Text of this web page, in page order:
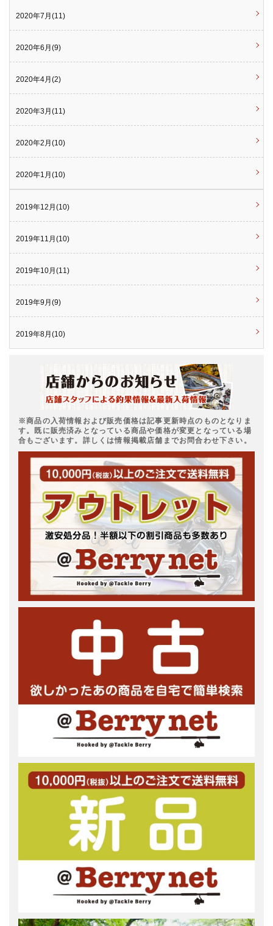
2020年7月(11)
2020年6月(9)
2020年4月(2)
2020年3月(11)
2020年2月(10)
2020年1月(10)
2019年12月(10)
2019年11月(10)
2019年10月(11)
2019年9月(9)
2019年8月(10)
※商品の入荷情報および販売価格は記事更新時点のものとなりま
す。既に販売済みとなっている商品や価格が変更となっている場
合もございます。詳しくは情報掲載店舗までお問合わせ下さい。